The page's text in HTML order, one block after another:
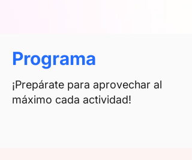
Programa
¡Prepárate para aprovechar al
máximo cada actividad!